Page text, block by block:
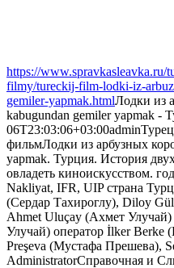
https://www.spravkasleavka.ru/
filmy/tureckij-film-lodki-iz-
gemiler-yapmak.htmlЛодки из
kabugundan gemiler yapmak -
06T23:03:06+03:00admin
фильмЛодки из арбузных
yapmak. Турция. История
овладеть киноискусством.
Nakliyat, IFR, UIP страна
(Сердар Тахироглу), Diloy
Ahmet Uluçay (Ахмет
Улучай) оператор İlker Berke
Preşeva (Мустафа Прешева),
AdministratorСправочная и